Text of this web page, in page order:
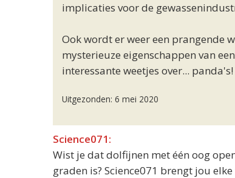
implicaties voor de
Ook wordt er weer een prangende
mysterieuze eigenschappen van
interessante weetjes over... panda's!
Uitgezonden: 6 mei 2020
Science071:
Wist je dat dolfijnen met één oog
graden is? Science071 brengt jou